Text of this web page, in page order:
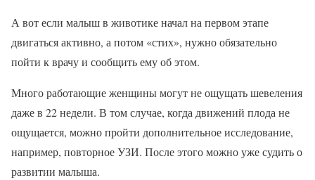
А вот если малыш в животике начал на первом этапе
двигаться активно, а потом «стих», нужно обязательно
пойти к врачу и сообщить ему об этом.
Много работающие женщины могут не ощущать шевеления
даже в 22 недели. В том случае, когда движений плода не
ощущается, можно пройти дополнительное исследование,
например, повторное УЗИ. После этого можно уже судить о
развитии малыша.